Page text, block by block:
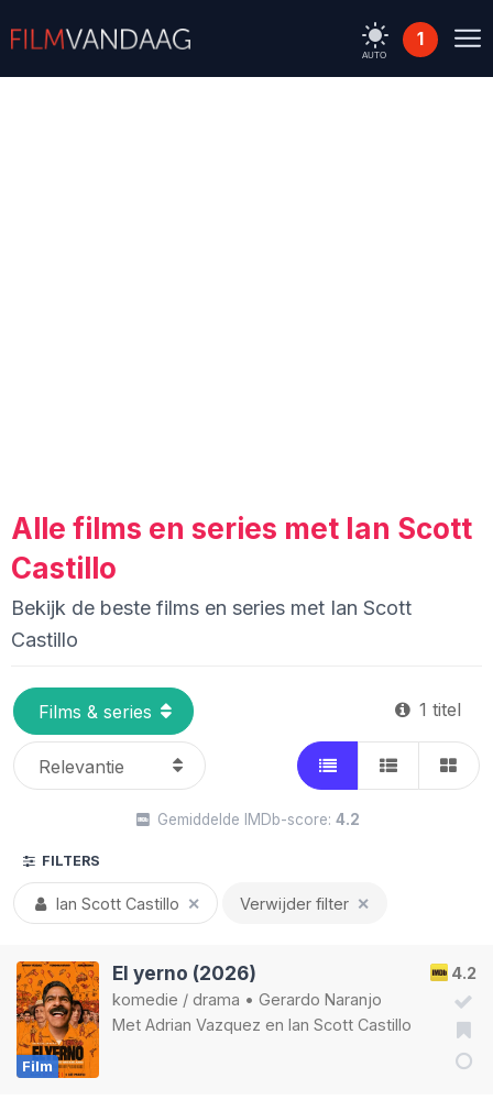
AUTO
1
Alle films en series met Ian Scott
Castillo
Bekijk de beste films en series met Ian Scott
Castillo
1 titel
Gemiddelde IMDb-score: 4.2
FILTERS
Ian Scott Castillo ✕ Verwijder filter ✕
Film
4.2
El yerno (2026)
komedie / drama • Gerardo Naranjo
Met Adrian Vazquez en Ian Scott Castillo